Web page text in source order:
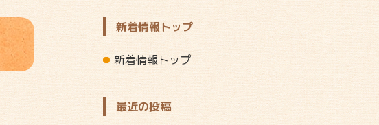
新着情報トップ
新着情報トップ
最近の投稿